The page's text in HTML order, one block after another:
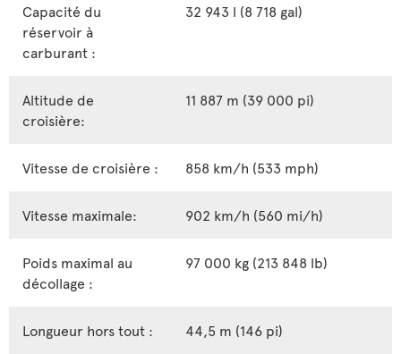
Capacité du
réservoir à
carburant :
32 943 l (8 718 gal)
Altitude de
croisière:
11 887 m (39 000 pi)
Vitesse de croisière : 858 km/h (533 mph)
Vitesse maximale: 902 km/h (560 mi/h)
Poids maximal au
décollage :
97 000 kg (213 848 lb)
Longueur hors tout : 44,5 m (146 pi)